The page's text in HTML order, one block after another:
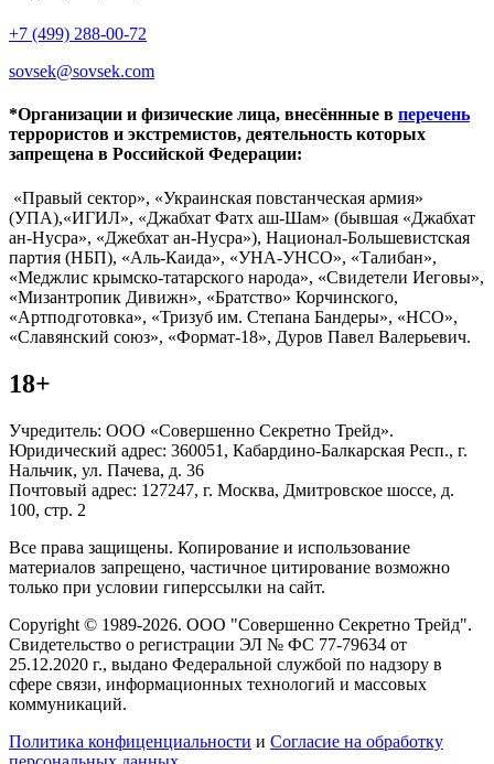
+7 (499) 288-00-72
sovsek@sovsek.com
*Организации и физические лица, внесённные в перечень
террористов и экстремистов, деятельность которых
запрещена в Российской Федерации:
«Правый сектор», «Украинская повстанческая армия»
(УПА),«ИГИЛ», «Джабхат Фатх аш-Шам» (бывшая «Джабхат
ан-Нусра», «Джебхат ан-Нусра»), Национал-Большевистская
партия (НБП), «Аль-Каида», «УНА-УНСО», «Талибан»,
«Меджлис крымско-татарского народа», «Свидетели Иеговы»,
«Мизантропик Дивижн», «Братство» Корчинского,
«Артподготовка», «Тризуб им. Степана Бандеры», «НСО»,
«Славянский союз», «Формат-18», Дуров Павел Валерьевич.
18+
Учредитель: ООО «Совершенно Секретно Трейд».
Юридический адрес: 360051, Кабардино-Балкарская Респ., г.
Нальчик, ул. Пачева, д. 36
Почтовый адрес: 127247, г. Москва, Дмитровское шоссе, д.
100, стр. 2
Все права защищены. Копирование и использование
материалов запрещено, частичное цитирование возможно
только при условии гиперссылки на сайт.
Copyright © 1989-2026. ООО "Совершенно Секретно Трейд".
Свидетельство о регистрации ЭЛ № ФС 77-79634 от
25.12.2020 г., выдано Федеральной службой по надзору в
сфере связи, информационных технологий и массовых
коммуникаций.
Политика конфиценциальности и Согласие на обработку